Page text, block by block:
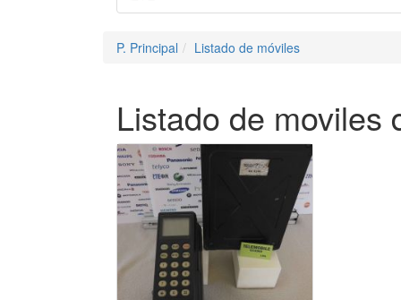
P. Principal Listado de móviles
Listado de moviles